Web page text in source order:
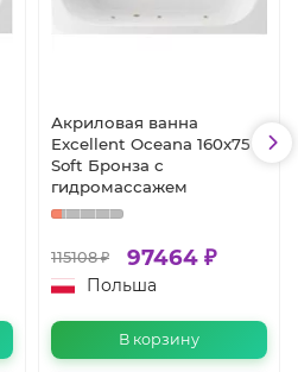
Акриловая ванна
Excellent Oceana 160x75
Soft Бронза с
гидромассажем
115108 ₽ 97464 ₽
Польша
В корзину